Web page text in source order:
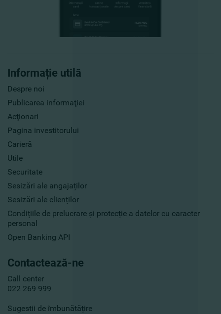
Informație utilă
Despre noi
Publicarea informaţiei
Acţionari
Pagina investitorului
Carieră
Utile
Securitate
Sesizări ale angajaților
Sesizări ale clienților
Condițiile de prelucrare și protecție a datelor cu caracter
personal
Open Banking API
Contactează-ne
Call center
022 269 999
Sugestii de îmbunătățire